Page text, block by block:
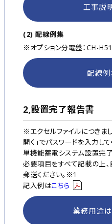
工事説
(2) 配線例集
※オプション分電盤：CH-
配線
2,設置完了報告書
※エクセルファイルにつきま
開く」でパスワードを入力して
単機能蓄電システム設置完
必要項目をすべて記載の上
郵送ください。※1
記入例はこちら
業務用途